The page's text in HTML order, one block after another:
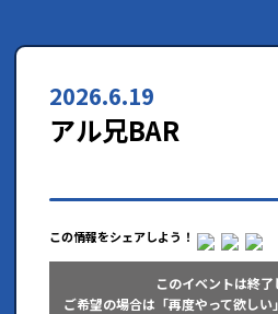
2026.6.19
アル兄BAR
この情報をシェアしよう！
このイベントは終了
ご希望の場合は「再度やって欲しい